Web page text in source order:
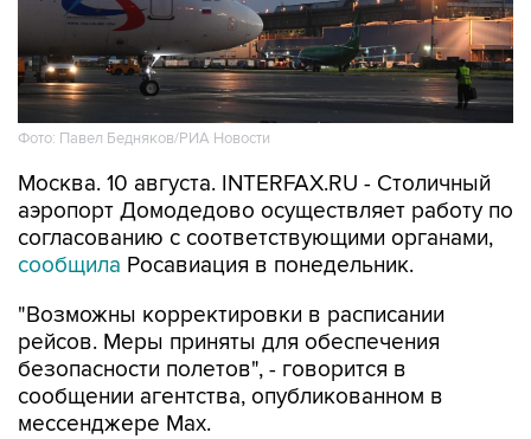
Фото: Павел Бедняков/РИА Новости
Москва. 10 августа. INTERFAX.RU - Столичный
аэропорт Домодедово осуществляет работу по
согласованию с соответствующими органами,
сообщила Росавиация в понедельник.
"Возможны корректировки в расписании
рейсов. Меры приняты для обеспечения
безопасности полетов", - говорится в
сообщении агентства, опубликованном в
мессенджере Мах.